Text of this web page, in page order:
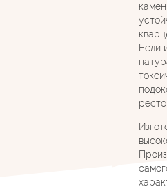
Если